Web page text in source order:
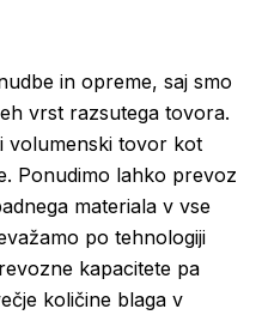
in opreme, saj smo
vrst razsutega tovora.
volumenski tovor kot
Ponudimo lahko prevoz
materiala v vse
po tehnologiji
kapacitete pa
količine blaga v